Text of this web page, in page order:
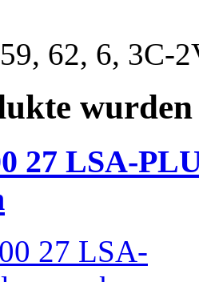
62, 6, 3C-
27 LSA-